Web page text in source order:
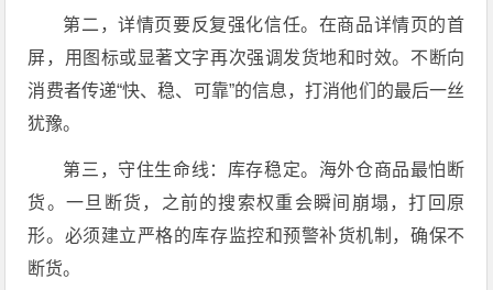
第二，详情页要反复强化信任。在商品详情页的首
屏，用图标或显著文字再次强调发货地和时效。不断向
消费者传递“快、稳、可靠”的信息，打消他们的最后一丝
犹豫。
第三，守住生命线：库存稳定。海外仓商品最怕断
货。一旦断货，之前的搜索权重会瞬间崩塌，打回原
形。必须建立严格的库存监控和预警补货机制，确保不
断货。